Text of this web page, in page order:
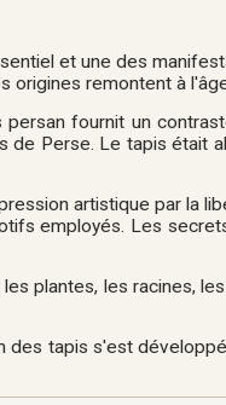
et une des
origines remontent à
fournit un
de Perse. Le tapis était
artistique par la
employés. Les
plantes, les racines,
des tapis s'est